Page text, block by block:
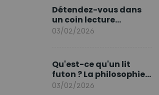
Détendez-vous dans
un coin lecture
printanier
03/02/2026
Qu'est-ce qu'un lit
futon ? La philosophie
du sommeil japonais
03/02/2026